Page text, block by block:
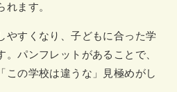
れます。
やすくなり、子どもに合った学
パンフレットがあることで、
この学校は違うな」見極めがし